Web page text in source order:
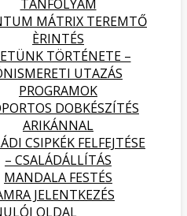
TANFOLYAM
MÁTRIX TEREMTŐ
ÈRINTÉS
TÖRTÉNETE –
UTAZÁS
PROGRAMOK
DOBKÉSZÍTÉS
ARIKÁNNAL
CSIPKÉK FELFEJTÉSE
– CSALÁDÁLLÍTÁS
MANDALA FESTÉS
JELENTKEZÉS
OLDAL